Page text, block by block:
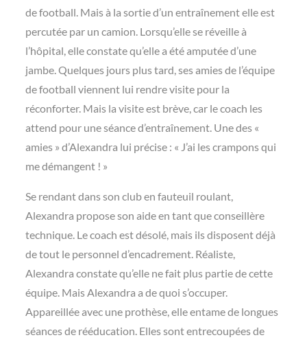
de football. Mais à la sortie d’un entraînement elle est
percutée par un camion. Lorsqu’elle se réveille à
l’hôpital, elle constate qu’elle a été amputée d’une
jambe. Quelques jours plus tard, ses amies de l’équipe
de football viennent lui rendre visite pour la
réconforter. Mais la visite est brève, car le coach les
attend pour une séance d’entraînement. Une des «
amies » d’Alexandra lui précise : « J’ai les crampons qui
me démangent ! »
Se rendant dans son club en fauteuil roulant,
Alexandra propose son aide en tant que conseillère
technique. Le coach est désolé, mais ils disposent déjà
de tout le personnel d’encadrement. Réaliste,
Alexandra constate qu’elle ne fait plus partie de cette
équipe. Mais Alexandra a de quoi s’occuper.
Appareillée avec une prothèse, elle entame de longues
séances de rééducation. Elles sont entrecoupées de